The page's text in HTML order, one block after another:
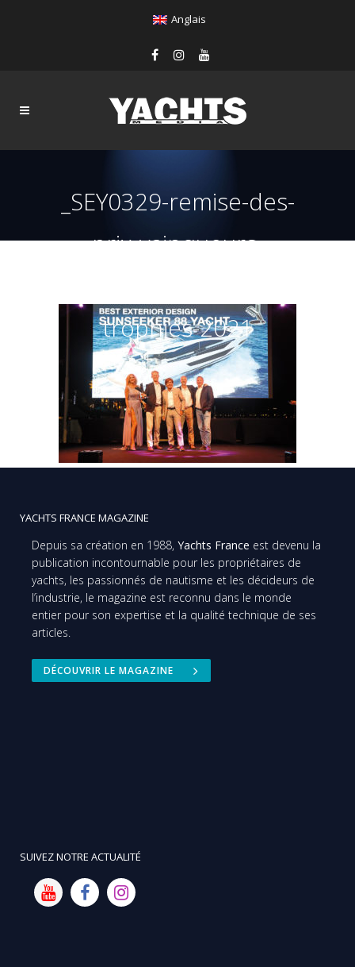
Anglais
_SEY0329-remise-des-
prix-vainqueurs-
trophies-2021
YACHTS FRANCE MAGAZINE
Depuis sa création en 1988, Yachts France est devenu la
publication incontournable pour les propriétaires de
yachts, les passionnés de nautisme et les décideurs de
l’industrie, le magazine est reconnu dans le monde
entier pour son expertise et la qualité technique de ses
articles.
DÉCOUVRIR LE MAGAZINE
SUIVEZ NOTRE ACTUALITÉ